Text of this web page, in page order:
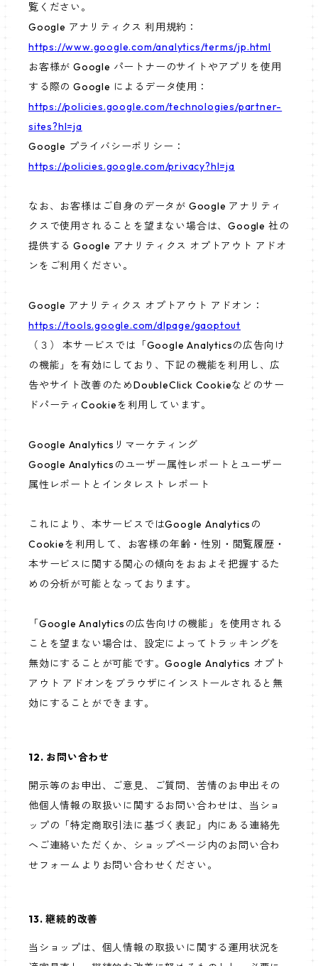
覧ください。
Google アナリティクス 利用規約：
https://www.google.com/analytics/terms/jp.html
お客様が Google パートナーのサイトやアプリを使用
する際の Google によるデータ使用：
https://policies.google.com/technologies/partner-
sites?hl=ja
Google プライバシーポリシー：
https://policies.google.com/privacy?hl=ja
なお、お客様はご自身のデータが Google アナリティ
クスで使用されることを望まない場合は、Google 社の
提供する Google アナリティクス オプトアウト アドオ
ンをご利用ください。
Google アナリティクス オプトアウト アドオン：
https://tools.google.com/dlpage/gaoptout
（３） 本サービスでは「Google Analyticsの広告向け
の機能」を有効にしており、下記の機能を利用し、広
告やサイト改善のためDoubleClick Cookieなどのサー
ドパーティCookieを利用しています。
Google Analyticsリマーケティング
Google Analyticsのユーザー属性レポートとユーザー
属性レポートとインタレスト レポート
これにより、本サービスではGoogle Analyticsの
Cookieを利用して、お客様の年齢・性別・閲覧履歴・
本サービスに関する関心の傾向をおおよそ把握するた
めの分析が可能となっております。
「Google Analyticsの広告向けの機能」を使用される
ことを望まない場合は、設定によってトラッキングを
無効にすることが可能です。Google Analytics オプト
アウト アドオンをブラウザにインストールされると無
効にすることができます。
12. お問い合わせ
開示等のお申出、ご意見、ご質問、苦情のお申出その
他個人情報の取扱いに関するお問い合わせは、当ショ
ップの「特定商取引法に基づく表記」内にある連絡先
へご連絡いただくか、ショップページ内のお問い合わ
せフォームよりお問い合わせください。
13. 継続的改善
当ショップは、個人情報の取扱いに関する運用状況を